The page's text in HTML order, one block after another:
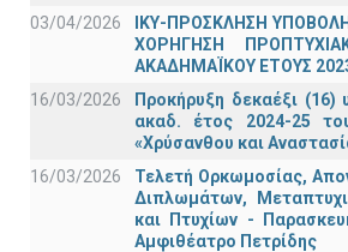
03/04/2026
ΙΚΥ-ΠΡΟΣΚΛΗΣΗ
ΧΟΡΗΓΗΣΗ
ΑΚΑΔΗΜΑΪΚΟΥ ΕΤΟΥΣ
16/03/2026
Προκήρυξη δεκαέξι (16)
ακαδ. έτος 2024-25
«Χρύσανθου και
16/03/2026
Τελετή Ορκωμοσίας,
Διπλωμάτων,
και Πτυχίων -
Αμφιθέατρο Πετρίδης